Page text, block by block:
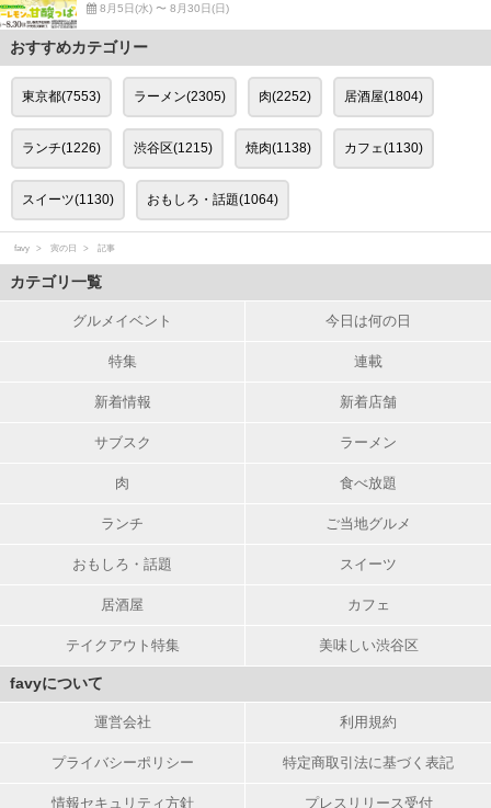
8月5日(水) 〜 8月30日(日)
おすすめカテゴリー
東京都(7553) ラーメン(2305) 肉(2252) 居酒屋(1804)
ランチ(1226) 渋谷区(1215) 焼肉(1138) カフェ(1130)
スイーツ(1130) おもしろ・話題(1064)
favy 寅の日 記事
カテゴリ一覧
グルメイベント 今日は何の日
特集 連載
新着情報 新着店舗
サブスク ラーメン
肉 食べ放題
ランチ ご当地グルメ
おもしろ・話題 スイーツ
居酒屋 カフェ
テイクアウト特集 美味しい渋谷区
favyについて
運営会社 利用規約
プライバシーポリシー 特定商取引法に基づく表記
情報セキュリティ方針 プレスリリース受付